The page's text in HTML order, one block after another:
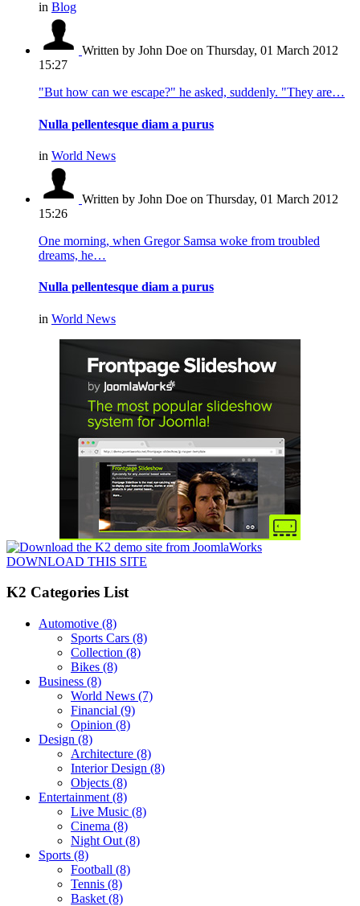
in Blog
Written by John Doe on Thursday, 01 March 2012
15:27
"But how can we escape?" he asked, suddenly. "They are…
Nulla pellentesque diam a purus
in World News
Written by John Doe on Thursday, 01 March 2012
15:26
One morning, when Gregor Samsa woke from troubled
dreams, he…
Nulla pellentesque diam a purus
in World News
DOWNLOAD THIS SITE
K2 Categories List
Automotive (8)
Sports Cars (8)
Collection (8)
Bikes (8)
Business (8)
World News (7)
Financial (9)
Opinion (8)
Design (8)
Architecture (8)
Interior Design (8)
Objects (8)
Entertainment (8)
Live Music (8)
Cinema (8)
Night Out (8)
Sports (8)
Football (8)
Tennis (8)
Basket (8)